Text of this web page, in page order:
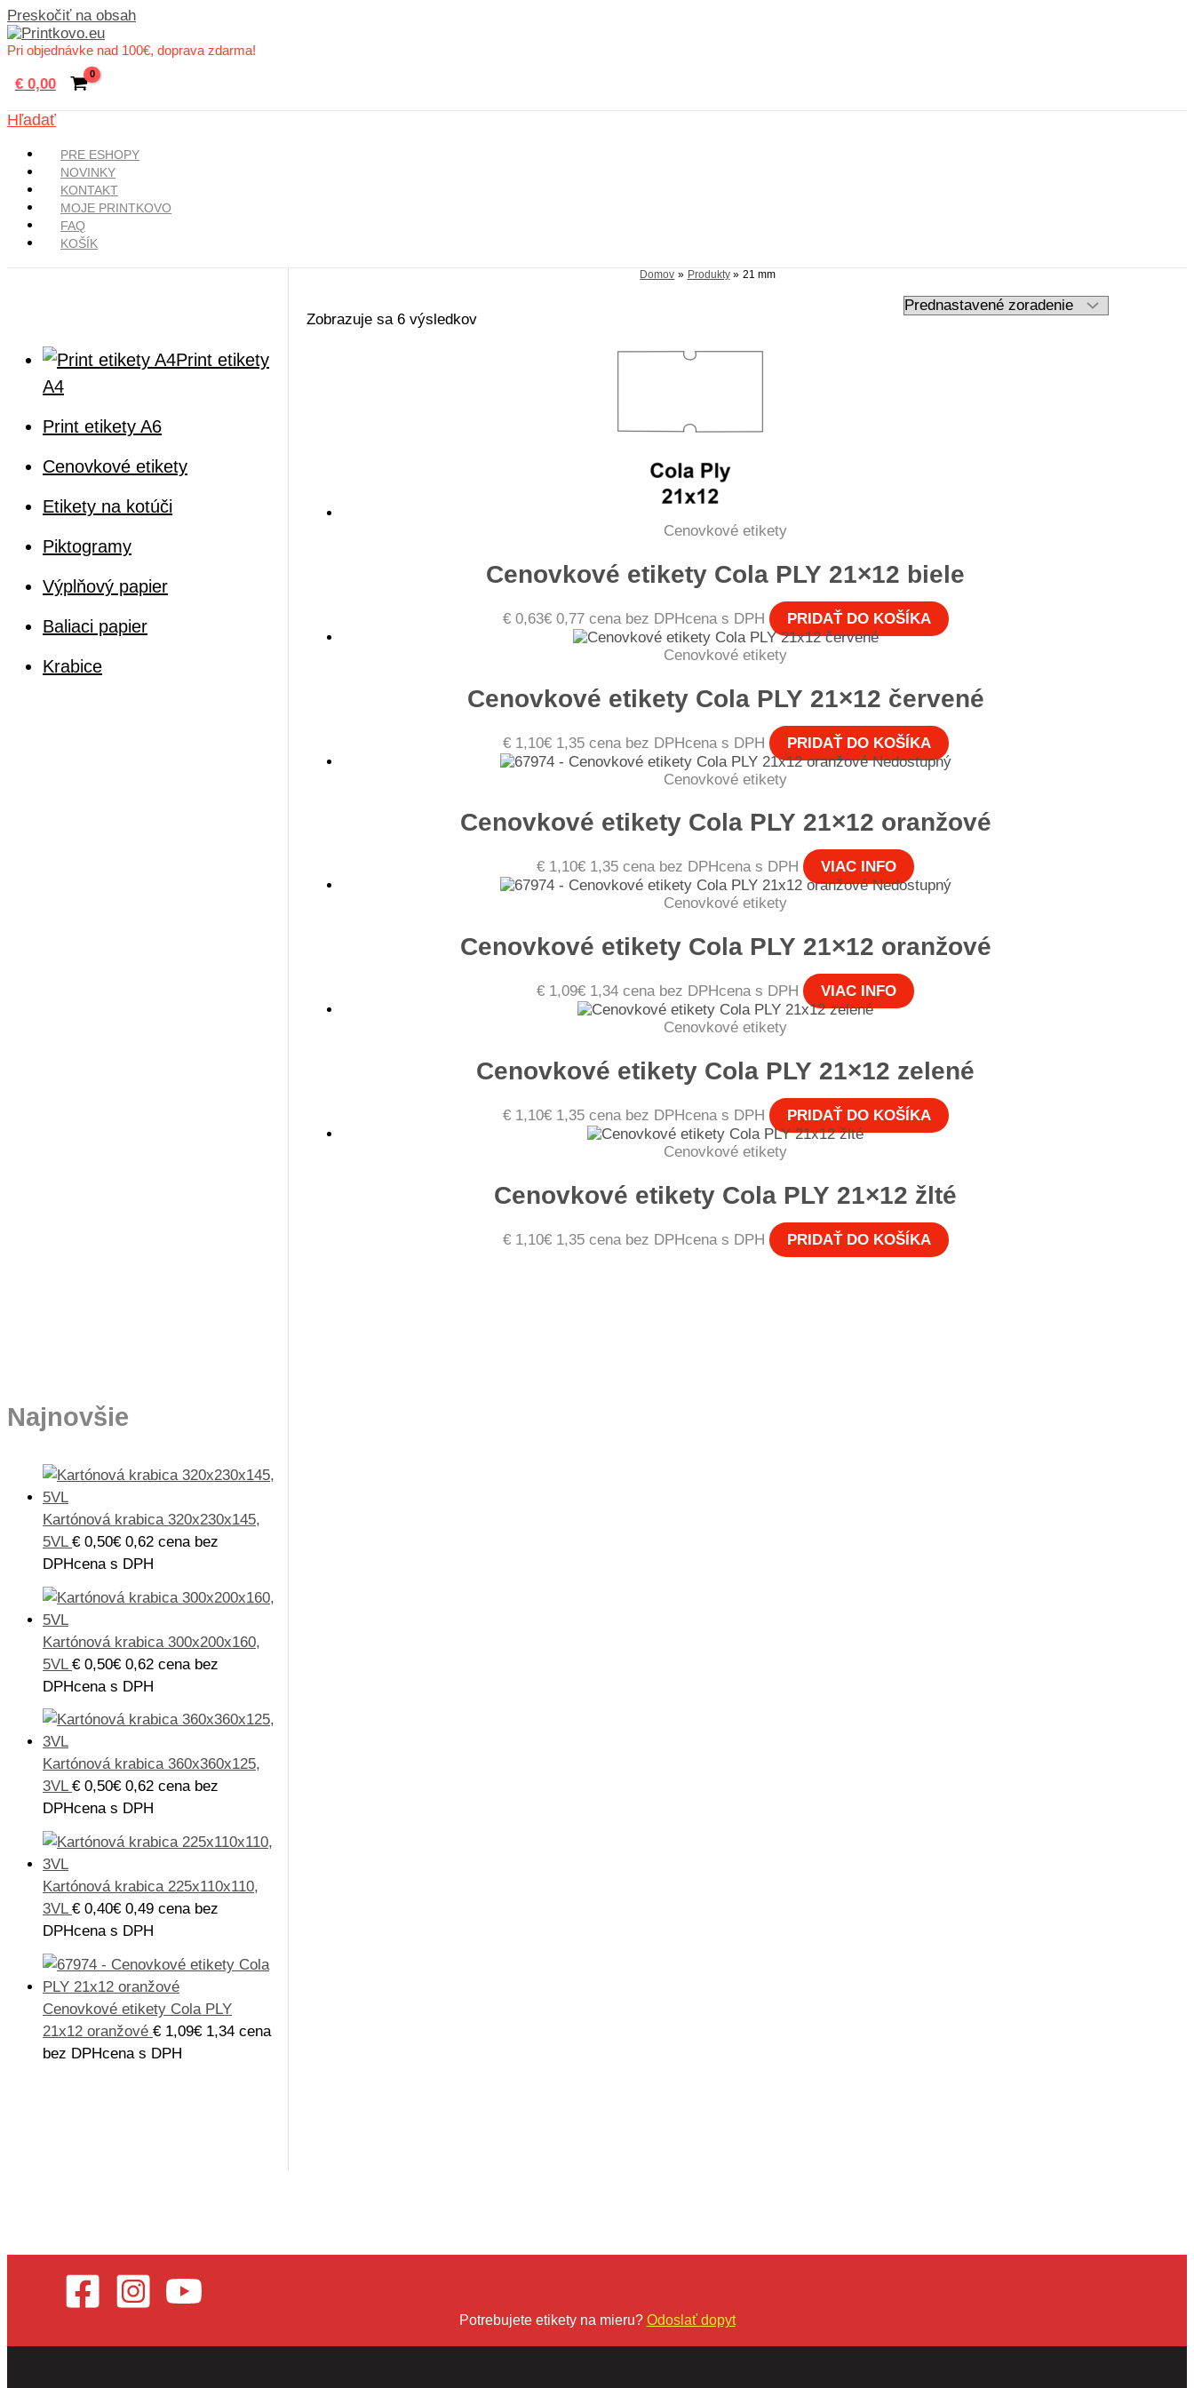
Preskočiť na obsah
Pri objednávke nad 100€, doprava zdarma!
€0,00
Hľadať
PRE ESHOPY
NOVINKY
KONTAKT
MOJE PRINTKOVO
FAQ
KOŠÍK
Print etikety
A4
Print etikety A6
Cenovkové etikety
Etikety na kotúči
Piktogramy
Výplňový papier
Baliaci papier
Krabice
Najnovšie
Kartónová krabica 320x230x145,
5VL € 0,50€ 0,62 cena bez
DPHcena s DPH
Kartónová krabica 300x200x160,
5VL € 0,50€ 0,62 cena bez
DPHcena s DPH
Kartónová krabica 360x360x125,
3VL € 0,50€ 0,62 cena bez
DPHcena s DPH
Kartónová krabica 225x110x110,
3VL € 0,40€ 0,49 cena bez
DPHcena s DPH
Cenovkové etikety Cola PLY
21x12 oranžové € 1,09€ 1,34 cena
bez DPHcena s DPH
Domov Produkty 21 mm
Zobrazuje sa 6 výsledkov
Cenovkové etikety
Cenovkové etikety Cola PLY 21×12 biele
€0,63€0,77 cena bez DPHcena s DPH PRIDAŤ DO KOŠÍKA
Cenovkové etikety
Cenovkové etikety Cola PLY 21×12 červené
€1,10€1,35 cena bez DPHcena s DPH
PRIDAŤ DO KOŠÍKA
Nedostupný
Cenovkové etikety
Cenovkové etikety Cola PLY 21×12 oranžové
€ 1,10€ 1,35 cena bez DPHcena s DPH
VIAC INFO
Nedostupný
Cenovkové etikety
Cenovkové etikety Cola PLY 21×12 oranžové
€ 1,09€ 1,34 cena bez DPHcena s DPH VIAC INFO
Cenovkové etikety
Cenovkové etikety Cola PLY 21×12 zelené
€1,10€1,35 cena bez DPHcena s DPH PRIDAŤ DO KOŠÍKA
Cenovkové etikety
Cenovkové etikety Cola PLY 21×12 žlté
€1,10€1,35 cena bez DPHcena s DPH PRIDAŤ DO KOŠÍKA
Potrebujete etikety na mieru? Odoslať dopyt